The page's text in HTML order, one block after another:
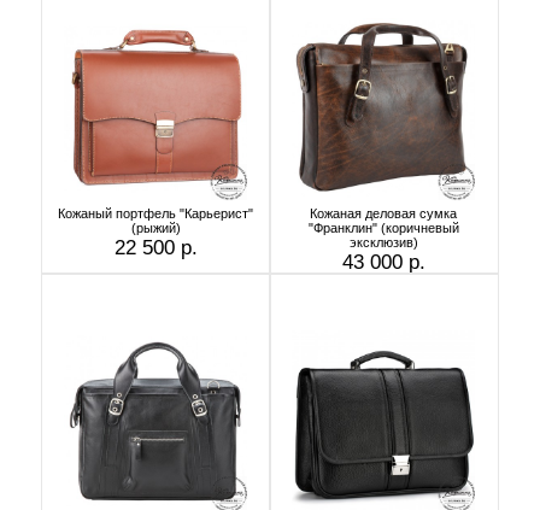
Кожаный портфель "Карьерист"
(рыжий)
22 500 р.
Кожаная деловая сумка
"Франклин" (коричневый
эксклюзив)
43 000 р.